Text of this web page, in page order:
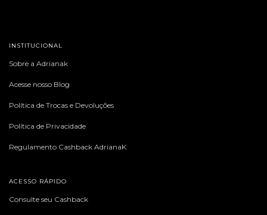
INSTITUCIONAL
Sobre a Adrianak
Acesse nosso Blog
Política de Trocas e Devoluções
Política de Privacidade
Regulamento Cashback AdrianaK
ACESSO RÁPIDO
Consulte seu Cashback